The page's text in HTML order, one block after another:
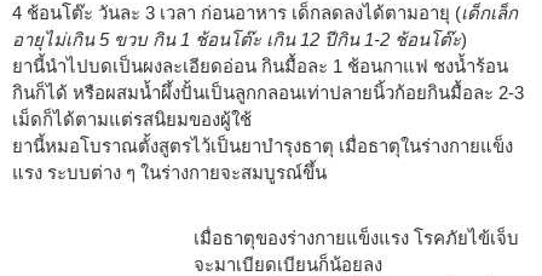
4 ช้อนโต๊ะ วันละ 3 เวลา ก่อนอาหาร เด็กลดลงได้ตามอายุ (เด็กเล็ก
อายุไม่เกิน 5 ขวบ กิน 1 ช้อนโต๊ะ เกิน 12 ปีกิน 1-2 ช้อนโต๊ะ)
ยานี้นำไปบดเป็นผงละเอียดอ่อน กินมื้อละ 1 ช้อนกาแฟ ชงน้ำร้อน
กินก็ได้ หรือผสมน้ำผึ้งปั้นเป็นลูกกลอนเท่าปลายนิ้วก้อยกินมื้อละ 2-3
เม็ดก็ได้ตามแต่รสนิยมของผู้ใช้
ยานี้หมอโบราณตั้งสูตรไว้เป็นยาบำรุงธาตุ เมื่อธาตุในร่างกายแข็ง
แรง ระบบต่าง ๆ ในร่างกายจะสมบูรณ์ขึ้น
เมื่อธาตุของร่างกายแข็งแรง โรคภัยไข้เจ็บ
จะมาเบียดเบียนก็น้อยลง